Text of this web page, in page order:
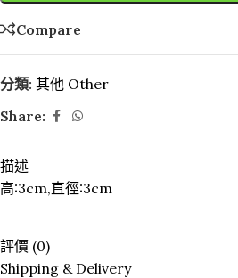
Compare
分類: 其他 Other
Share:
描述
高:3cm,直徑:3cm
評價 (0)
Shipping & Delivery